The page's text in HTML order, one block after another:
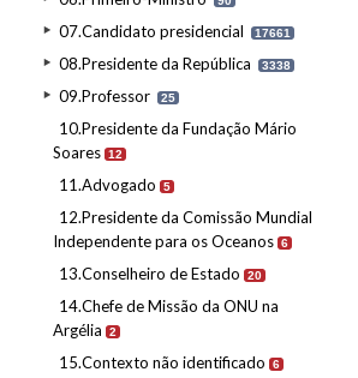
07.Candidato presidencial 17661
08.Presidente da República 3338
09.Professor 25
10.Presidente da Fundação Mário
Soares 12
11.Advogado 5
12.Presidente da Comissão Mundial
Independente para os Oceanos 6
13.Conselheiro de Estado 20
14.Chefe de Missão da ONU na
Argélia
2
15.Contexto não identificado 6